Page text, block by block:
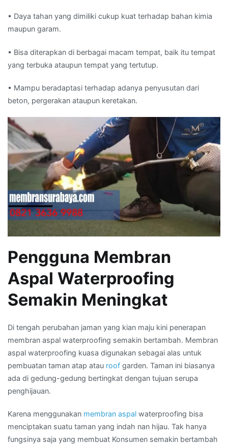
• Daya tahan yang dimiliki cukup kuat terhadap bahan kimia
maupun garam.
• Bisa diterapkan di berbagai macam tempat, baik itu tempat
yang terbuka ataupun tempat yang tertutup.
• Mampu beradaptasi terhadap adanya penyusutan dari
beton, pergerakan ataupun keretakan.
Pengguna Membran
Aspal Waterproofing
Semakin Meningkat
Di tengah perubahan jaman yang kian maju kini penerapan
membran aspal waterproofing semakin bertambah. Membran
aspal waterproofing kuasa digunakan sebagai alas untuk
pembuatan taman atap atau roof garden. Taman ini biasanya
ada di gedung-gedung bertingkat dengan tujuan serupa
penghijauan.
Karena menggunakan membran aspal waterproofing bisa
menciptakan suatu taman yang indah nan hijau. Tak hanya
fungsinya saja yang membuat Konsumen semakin bertambah